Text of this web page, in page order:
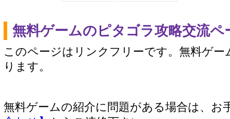
無料ゲームのピタゴラ攻略交流ペ
このページはリンクフリーです。無料ゲー
ります。
無料ゲームの紹介に問題がある場合は、お